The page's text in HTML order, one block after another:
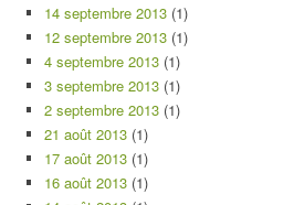
14 septembre 2013 (1)
12 septembre 2013 (1)
4 septembre 2013 (1)
3 septembre 2013 (1)
2 septembre 2013 (1)
21 août 2013 (1)
17 août 2013 (1)
16 août 2013 (1)